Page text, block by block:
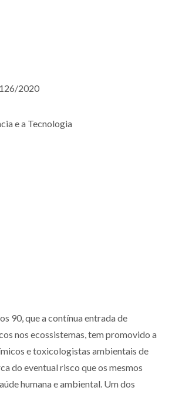
2020
e a Tecnologia
90, que a contínua entrada de
nos ecossistemas, tem promovido a
e toxicologistas ambientais de
do eventual risco que os mesmos
humana e ambiental. Um dos